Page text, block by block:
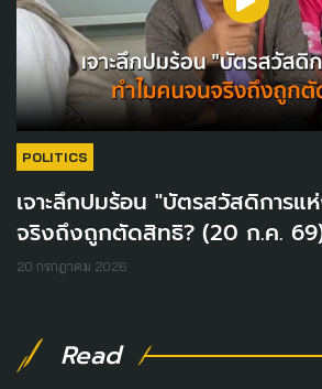
POLITICS
เจาะลึกปมร้อน "บัตรสวัสดิการแ
จริงถึงถูกตัดสิทธิ? (20 ก.ค.
20 กรกฎาคม 2026
Read